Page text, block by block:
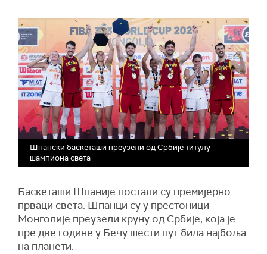
Шпански баскеташи преузели од Србије титулу
шампиона света
Баскеташи Шпаније постали су премијерно
прваци света. Шпанци су у престоници
Монголије преузели круну од Србије, која је
пре две године у Бечу шести пут била најбоља
на планети.